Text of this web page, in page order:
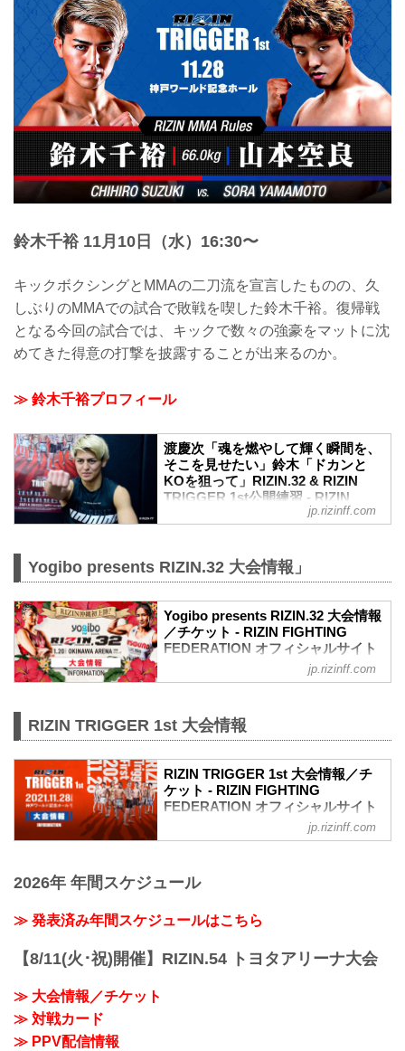
TRIGGER 1stへ出場する昇侍が都内で練
習を公開した。
昨年9月大会ぶりにRIZIN参戦を果たす大
原樹理。今回はDEEPライト級暫定王者
として、ミャンマーラウェイ元世界王者
の渡慶次幸平に挑む。長い手足から繰り
出される破壊力のある打撃は、ラウェイ
元世界王者の渡慶次とどのような闘いを
繰り広げるのか。
今年9月に行われたRIZIN.30で秒殺KO劇
を披露した昇侍。今回よりスタート...
鈴木千裕 11月10日（水）16:30〜
キックボクシングとMMAの二刀流を宣言したものの、久
しぶりのMMAでの試合で敗戦を喫した鈴木千裕。復帰戦
となる今回の試合では、キックで数々の強豪をマットに沈
めてきた得意の打撃を披露することが出来るのか。
≫ 鈴木千裕プロフィール
渡慶次「魂を燃やして輝く瞬間を、
そこを見せたい」鈴木「ドカンと
KOを狙って」RIZIN.32 & RIZIN
TRIGGER 1st公開練習 - RIZIN
FIGHTING FEDERATION オフィシ
RIZIN.32へ出場する渡慶次幸平と、RIZIN
で練習を公開した。
RIZIN初参戦を果たすミャンマーラウェイ
世界王者の渡慶次幸平。MMAルールでの
試合は約4年ぶりとなる渡慶次は、地元・
沖縄で衝撃的なRIZINデビュー戦を飾るこ
したものの、久しぶりのMMAでの試合で
敗戦を喫した鈴木千裕。復帰戦となる今
回の試合では、キックで数...
jp.rizinff.com
Yogibo presents RIZIN.32 大会情報」
Yogibo presents RIZIN.32 大会情報
／チケット - RIZIN FIGHTING
FEDERATION オフィシャルサイト
＼
�：11.20(土) 14:00開始(予定)
�：沖縄アリーナ
�：
�チケット一般発売 10/31(日)~
pic.twitter.com/pq0DaikQpC
— RIZIN FF OFFICIAL (@rizin_PR)
October 29, 2021
名称
2021年11月20日（土）12:30開場（予
※開場・開...
jp.rizinff.com
RIZIN TRIGGER 1st 大会情報
RIZIN TRIGGER 1st 大会情報／チ
ケット - RIZIN FIGHTING
FEDERATION オフィシャルサイト
ここから何かが始まる、新しいスターが
「RIZIN TRIGGER」。
をテーマに、主要都市を中心に開催して
いる通常のナンバーシリーズやRIZIN
jp.rizinff.com
2026年 年間スケジュール
≫ 発表済み年間スケジュールはこちら
【8/11(火･祝)開催】RIZIN.54 トヨタアリーナ大会
≫ 大会情報／チケット
≫ 対戦カード
≫ PPV配信情報